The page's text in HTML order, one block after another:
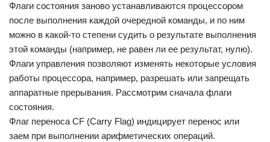
Флаги состояния заново устанавливаются процессором
после выполнения каждой очередной команды, и по ним
можно в какой-то степени судить о результате выполнения
этой команды (например, не равен ли ее результат, нулю).
Флаги управления позволяют изменять некоторые условия
работы процессора, например, разрешать или запрещать
аппаратные прерывания. Рассмотрим сначала флаги
состояния.
Флаг переноса CF (Carry Flag) индицирует перенос или
заем при выполнении арифметических операций.